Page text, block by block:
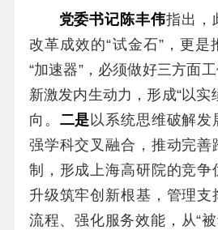
党委书记陈丰伟指出，
改革成效的“试金石”，更是
“加速器”，必须做好三方面
新激发内生动力，形成“以实
向。 二是以系统思维破解发
强学科交叉融合，推动完善
制，形成上海高研院的竞争
升级筑牢创新根基，管理支
流程、强化服务效能，从“